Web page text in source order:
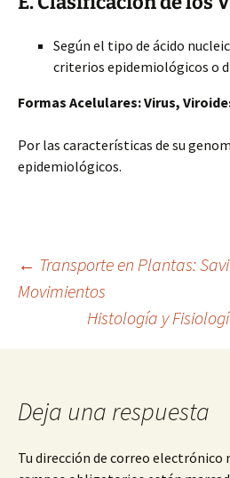
Según el tipo de ácido
criterios epidemiológicos o
Formas Acelulares: Virus,
Por las características de su
epidemiológicos.
← Transporte en Plantas:
Movimientos
Histología y
Deja una respuesta
Tu dirección de correo electrónico